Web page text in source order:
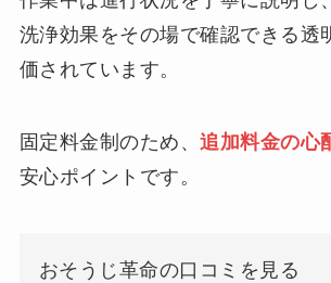
洗浄効果をその場で確認できる透
価されています。
固定料金制のため、追加料金の心
安心ポイントです。
おそうじ革命の口コミを見る